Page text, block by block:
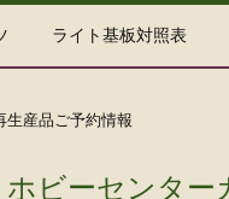
ライト基板対照表
生産品ご予約情報
ホビーセンタ